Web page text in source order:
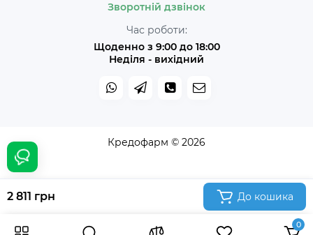
0
2 811 грн До кошика
Зворотній дзвінок
Час роботи:
Щоденно з 9:00 до 18:00
Неділя - вихідний
Кредофарм © 2026